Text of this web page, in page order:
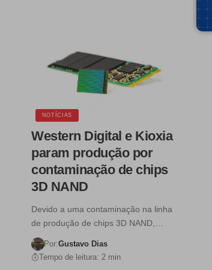
NOTÍCIAS
Western Digital e Kioxia
param produção por
contaminação de chips
3D NAND
Devido a uma contaminação na linha
de produção de chips 3D NAND,…
Por:Gustavo Dias
Tempo de leitura: 2 min